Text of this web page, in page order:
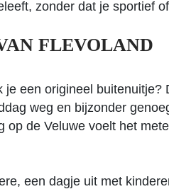
zonder dat je sportief
FLEVOLAND
een origineel buitenuitje?
weg en bijzonder
op de Veluwe voelt het
een dagje uit met